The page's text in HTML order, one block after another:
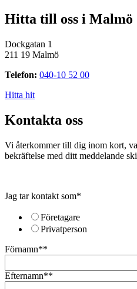
Hitta till oss i Malmö
Dockgatan 1
211 19 Malmö
Telefon: 040-10 52 00
Hitta hit
Kontakta oss
Vi återkommer till dig inom kort,
bekräftelse med ditt meddelande
Jag tar kontakt som*
Företagare
Privatperson
Förnamn**
Efternamn**